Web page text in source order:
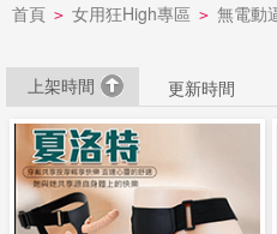
品
市
提
防
詐
首頁 > 女用狂High專區 > 無電動
上架時間 更新時間